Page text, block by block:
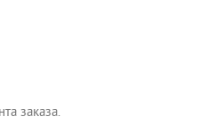
заказа.